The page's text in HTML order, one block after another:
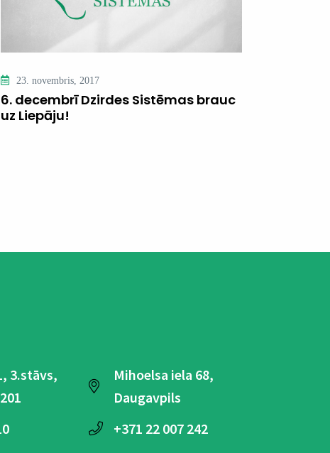
23. novembris, 2017
6. decembrī Dzirdes Sistēmas brauc
uz Liepāju!
3.stāvs,
Mihoelsa iela 68,
Daugavpils
+371 22 007 242